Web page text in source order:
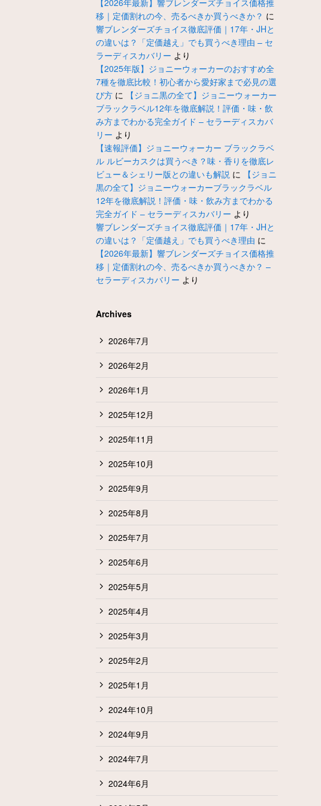
【2026年最新】響ブレンダーズチョイス価格推
移｜定価割れの今、売るべきか買うべきか？ に
響ブレンダーズチョイス徹底評価｜17年・JHと
の違いは？「定価越え」でも買うべき理由 – セ
ラーディスカバリー より
【2025年版】ジョニーウォーカーのおすすめ全
7種を徹底比較！初心者から愛好家まで必見の選
び方 に
【ジョニ黒の全て】ジョニーウォーカー
ブラックラベル12年を徹底解説！評価・味・飲
み方までわかる完全ガイド – セラーディスカバ
リー より
【速報評価】ジョニーウォーカー ブラックラベ
ル ルビーカスクは買うべき？味・香りを徹底レ
ビュー＆シェリー版との違いも解説 に
【ジョニ
黒の全て】ジョニーウォーカーブラックラベル
12年を徹底解説！評価・味・飲み方までわかる
完全ガイド – セラーディスカバリー より
響ブレンダーズチョイス徹底評価｜17年・JHと
の違いは？「定価越え」でも買うべき理由 に
【2026年最新】響ブレンダーズチョイス価格推
移｜定価割れの今、売るべきか買うべきか？ –
セラーディスカバリー より
Archives
2026年7月
2026年2月
2026年1月
2025年12月
2025年11月
2025年10月
2025年9月
2025年8月
2025年7月
2025年6月
2025年5月
2025年4月
2025年3月
2025年2月
2025年1月
2024年10月
2024年9月
2024年7月
2024年6月